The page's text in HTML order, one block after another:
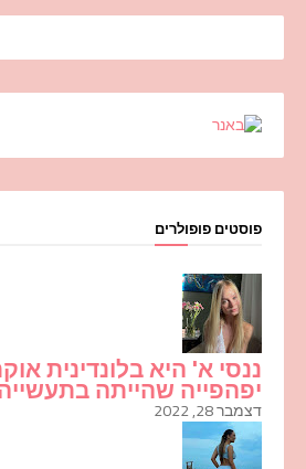
פוסטים פופולרים
ננסי א' היא בלונדינית
יפהפייה שהייתה
דצמבר 28, 2022